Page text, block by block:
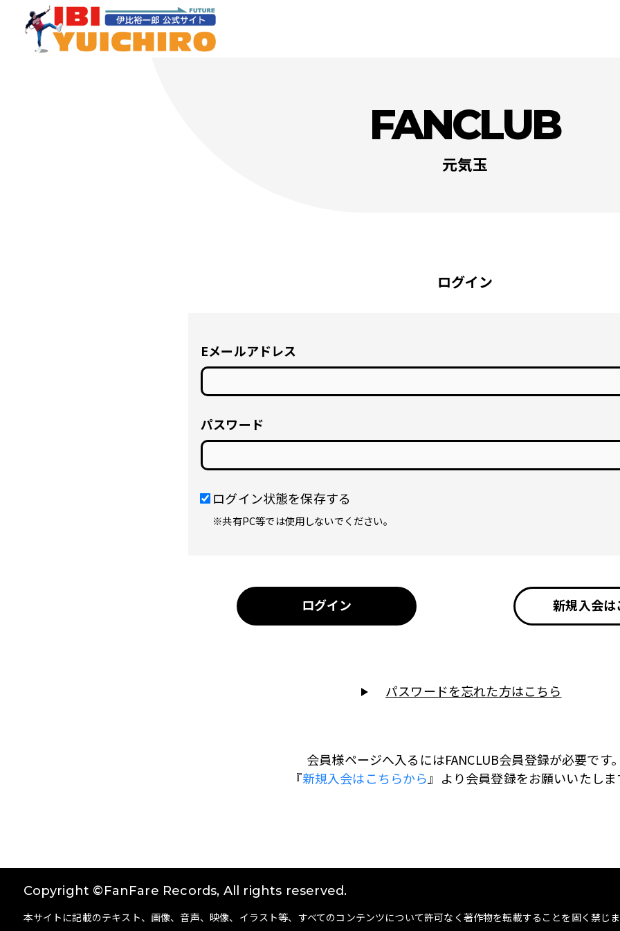
FANCLUB
元気玉
ログイン
Eメールアドレス
パスワード
ログイン状態を保存する
※共有PC等では使用しないでください。
ログイン 新規入会は
パスワードを忘れた方はこちら
会員様ページへ入るにはFANCLUB会員登録が必要です
『新規入会はこちらから 』より会員登録をお願いいたしま
Copyright ©FanFare Records, All rights reserved.
本サイトに記載のテキスト、画像、音声、映像、イラスト等、すべてのコンテンツについて許可なく著作物を転載することを固く禁じ